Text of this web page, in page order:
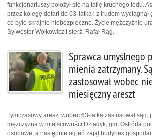
funkcjonariuszy położył się na taflę kruchego lodu.
przez kolegę dotarł do 63-latka i z trudem wyciągnął
co było skrajnie niebezpieczne. Życie mężczyźnie
Sylwester Wołkowicz i sierż. Rafał Rąg.
Sprawca umyślnego
mienia zatrzymany.
zastosował wobec
miesięczny areszt
Tymczasowy areszt wobec 63-latka zastosował sąd,
mężczyzna w miejscowości Dziadyk, gm. Ostróda
osobowe, a następnie ogień zajął budynek